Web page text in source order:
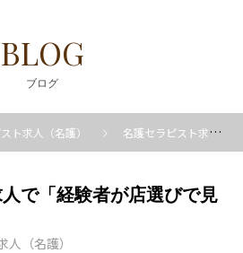
BLOG
ブログ
ト求人（名護） 名護セラピスト求人で「経験者が店選びで見るべきポイント」
で「経験者が店選びで見
（名護）